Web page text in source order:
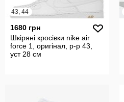
43, 44
1680 грн
Шкіряні кросівки nike air
force 1, оригінал, р-р 43,
уст 28 см